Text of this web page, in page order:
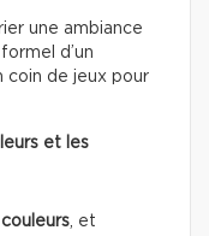
une ambiance
d’un
coin de jeux pour
et les
, et